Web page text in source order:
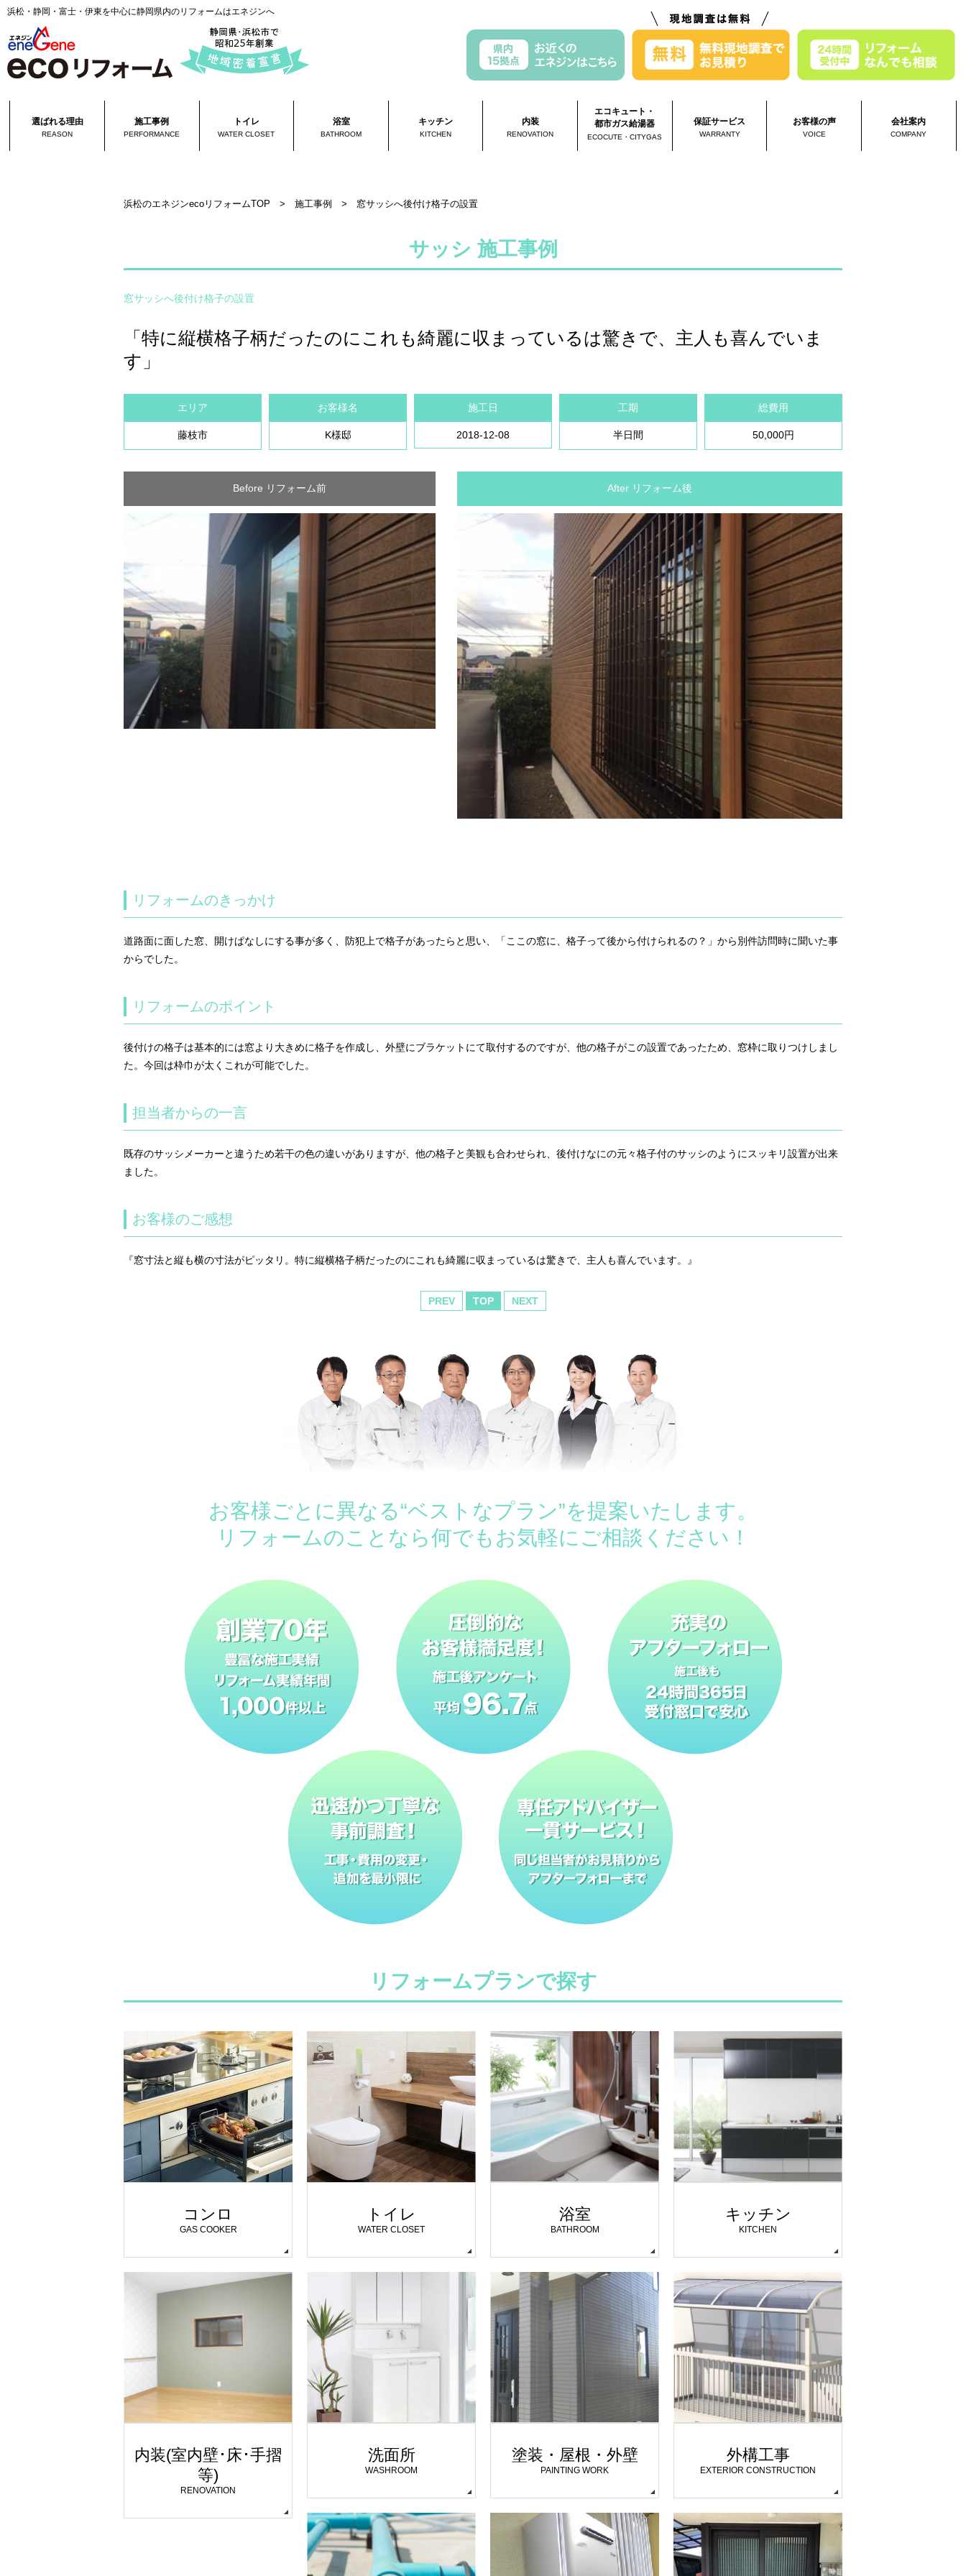
浜松・静岡・富士・伊東を中心に静岡県内のリフォームはエネジンへ
選ばれる理由
REASON
施工事例
PERFORMANCE
トイレ
WATER CLOSET
浴室
BATHROOM
キッチン
KITCHEN
内装
RENOVATION
エコキュート・
都市ガス給湯器
ECOCUTE・CITYGAS
保証サービス
WARRANTY
お客様の声
VOICE
会社案内
COMPANY
浜松のエネジンecoリフォームTOP > 施工事例 > 窓サッシへ後付け格子の設置
サッシ 施工事例
窓サッシへ後付け格子の設置
「特に縦横格子柄だったのにこれも綺麗に収まっているは驚きで、主人も喜んでいま
す」
エリア
藤枝市
お客様名
K様邸
施工日
2018-12-08
工期
半日間
総費用
50,000円
Before リフォーム前 After リフォーム後
リフォームのきっかけ
道路面に面した窓、開けぱなしにする事が多く、防犯上で格子があったらと思い、「ここの窓に、格子って後から付けられるの？」から別件訪問時に聞いた事
からでした。
リフォームのポイント
後付けの格子は基本的には窓より大きめに格子を作成し、外壁にブラケットにて取付するのですが、他の格子がこの設置であったため、窓枠に取りつけしまし
た。今回は枠巾が太くこれが可能でした。
担当者からの一言
既存のサッシメーカーと違うため若干の色の違いがありますが、他の格子と美観も合わせられ、後付けなにの元々格子付のサッシのようにスッキリ設置が出来
ました。
お客様のご感想
『窓寸法と縦も横の寸法がピッタリ。特に縦横格子柄だったのにこれも綺麗に収まっているは驚きで、主人も喜んでいます。』
PREV TOP NEXT
お客様ごとに異なる“ベストなプラン”を提案いたします。
リフォームのことなら何でもお気軽にご相談ください！
リフォームプランで探す
コンロ
GAS COOKER
トイレ
WATER CLOSET
浴室
BATHROOM
キッチン
KITCHEN
内装(室内壁･床･手摺
等)
RENOVATION
洗面所
WASHROOM
塗装・屋根・外壁
PAINTING WORK
外構工事
EXTERIOR CONSTRUCTION